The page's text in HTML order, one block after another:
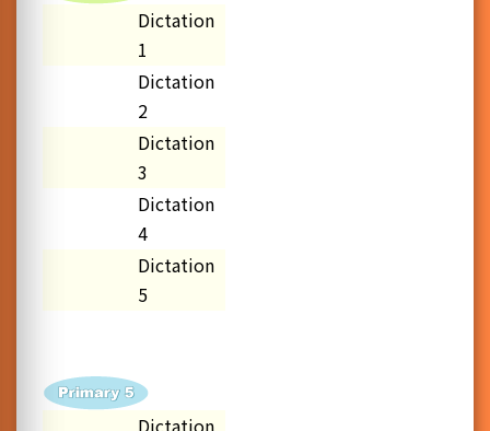
Dictation
1
Dictation
2
Dictation
3
Dictation
4
Dictation
5